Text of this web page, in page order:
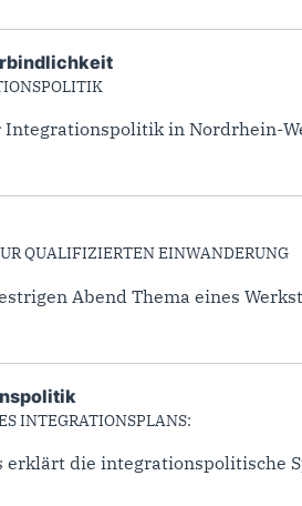
in Nordrhein-
QUALIFIZIERTEN EINWANDERUNG
Abend Thema eines
INTEGRATIONSPLANS:
die integrationspolitische